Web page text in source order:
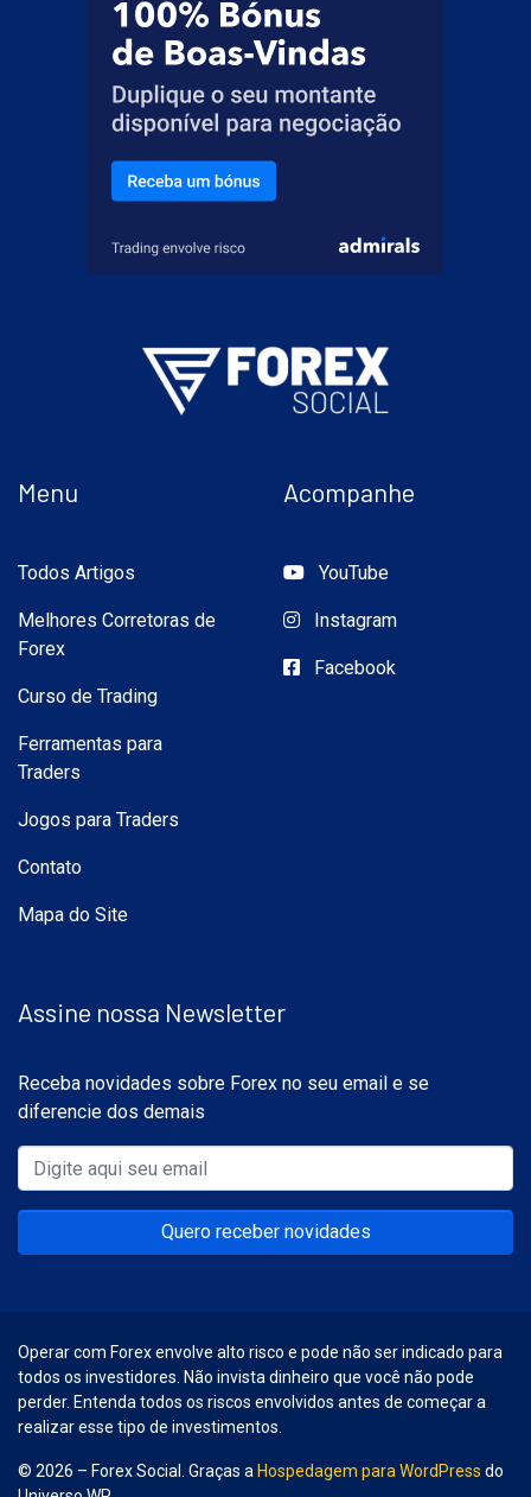
Menu
Todos Artigos
Melhores Corretoras de
Forex
Curso de Trading
Ferramentas para
Traders
Jogos para Traders
Contato
Mapa do Site
Acompanhe
YouTube
Instagram
Facebook
Assine nossa Newsletter
Receba novidades sobre Forex no seu email e se
diferencie dos demais
Quero receber novidades
Operar com Forex envolve alto risco e pode não ser indicado para
todos os investidores. Não invista dinheiro que você não pode
perder. Entenda todos os riscos envolvidos antes de começar a
realizar esse tipo de investimentos.
© 2026 – Forex Social. Graças a Hospedagem para WordPress do